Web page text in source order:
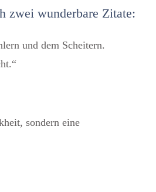
zwei wunderbare Zitate:
und dem Scheitern.
sondern eine